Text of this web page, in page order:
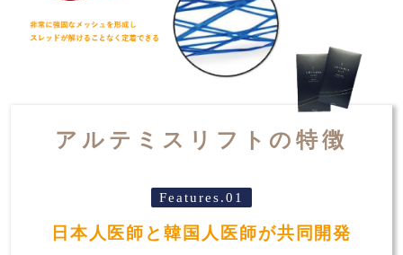
アルテミスリフトの特徴
Features.01
日本人医師と韓国人医師が共同開発